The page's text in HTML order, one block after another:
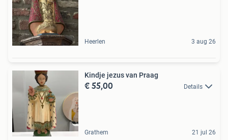
Heerlen 3 aug 26
Kindje jezus van Praag
€ 55,00 Details
Grathem 21 jul 26